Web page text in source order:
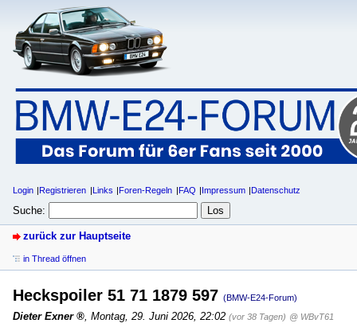
Login Registrieren Links Foren-Regeln FAQ Impressum Datenschutz
Suche:
zurück zur Hauptseite
in Thread öffnen
Heckspoiler 51 71 1879 597 (BMW-E24-Forum)
Dieter Exner Montag, 29. Juni 2026, 22:02 (vor 38 Tagen) @ WBvT61